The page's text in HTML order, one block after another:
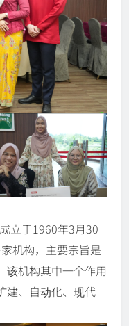
立于1960年3月30
机构，主要宗旨是
该机构其中一个作用
建、自动化、现代